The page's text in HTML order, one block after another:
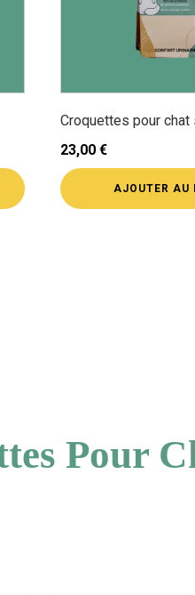
Croquettes pour chat
23,00 €
AJOUTER AU
Pour